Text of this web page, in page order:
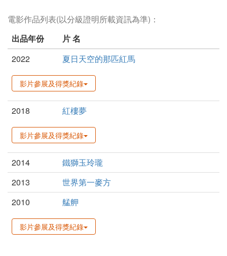
電影作品列表(以分級證明所載資訊為準)：
出品年份
片 名
2022
夏日天空的那匹紅馬
影片參展及得獎紀錄
2018 紅樓夢
影片參展及得獎紀錄
2014
鐵獅玉玲瓏
2013
世界第一麥方
2010
艋舺
影片參展及得獎紀錄